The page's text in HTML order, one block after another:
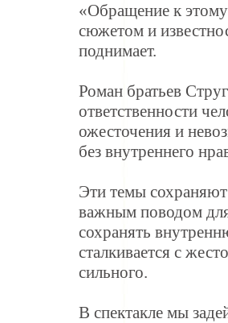
«Обращение к
сюжетом и
поднимает.
Роман братьев
ответственности
ожесточения и
без внутреннего
Эти темы
важным поводом для
сохранять
сталкивается с
сильного.
В спектакле мы